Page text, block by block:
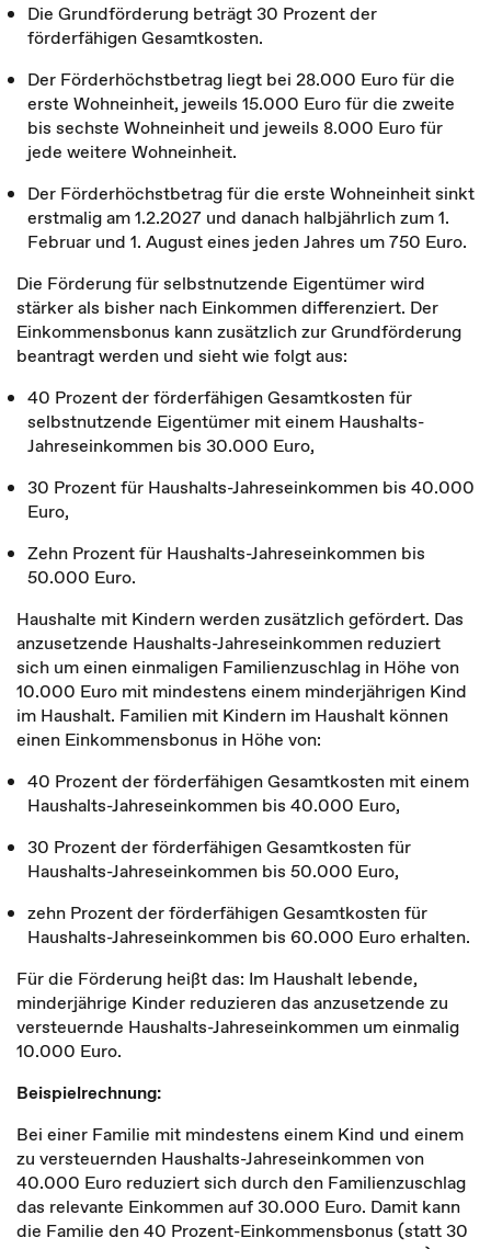
Die Grundförderung beträgt 30 Prozent der
förderfähigen Gesamtkosten.
Der Förderhöchstbetrag liegt bei 28.000 Euro für die
erste Wohneinheit, jeweils 15.000 Euro für die zweite
bis sechste Wohneinheit und jeweils 8.000 Euro für
jede weitere Wohneinheit.
Der Förderhöchstbetrag für die erste Wohneinheit sinkt
erstmalig am 1.2.2027 und danach halbjährlich zum 1.
Februar und 1. August eines jeden Jahres um 750 Euro.
Die Förderung für selbstnutzende Eigentümer wird
stärker als bisher nach Einkommen differenziert. Der
Einkommensbonus kann zusätzlich zur Grundförderung
beantragt werden und sieht wie folgt aus:
40 Prozent der förderfähigen Gesamtkosten für
selbstnutzende Eigentümer mit einem Haushalts-
Jahreseinkommen bis 30.000 Euro,
30 Prozent für Haushalts-Jahreseinkommen bis 40.000
Euro,
Zehn Prozent für Haushalts-Jahreseinkommen bis
50.000 Euro.
Haushalte mit Kindern werden zusätzlich gefördert. Das
anzusetzende Haushalts-Jahreseinkommen reduziert
sich um einen einmaligen Familienzuschlag in Höhe von
10.000 Euro mit mindestens einem minderjährigen Kind
im Haushalt. Familien mit Kindern im Haushalt können
einen Einkommensbonus in Höhe von:
40 Prozent der förderfähigen Gesamtkosten mit einem
Haushalts-Jahreseinkommen bis 40.000 Euro,
30 Prozent der förderfähigen Gesamtkosten für
Haushalts-Jahreseinkommen bis 50.000 Euro,
zehn Prozent der förderfähigen Gesamtkosten für
Haushalts-Jahreseinkommen bis 60.000 Euro erhalten.
Für die Förderung heißt das: Im Haushalt lebende,
minderjährige Kinder reduzieren das anzusetzende zu
versteuernde Haushalts-Jahreseinkommen um einmalig
10.000 Euro.
Beispielrechnung:
Bei einer Familie mit mindestens einem Kind und einem
zu versteuernden Haushalts-Jahreseinkommen von
40.000 Euro reduziert sich durch den Familienzuschlag
das relevante Einkommen auf 30.000 Euro. Damit kann
die Familie den 40 Prozent-Einkommensbonus (statt 30